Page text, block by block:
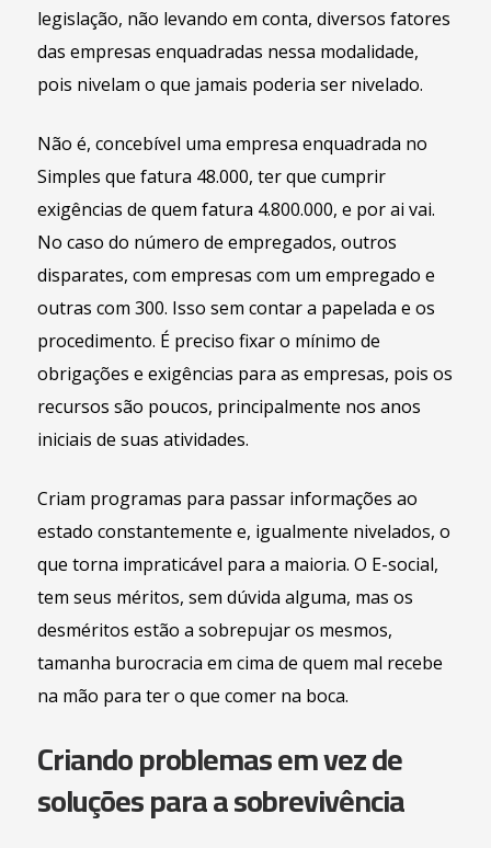
legislação, não levando em conta, diversos fatores
das empresas enquadradas nessa modalidade,
pois nivelam o que jamais poderia ser nivelado.
Não é, concebível uma empresa enquadrada no
Simples que fatura 48.000, ter que cumprir
exigências de quem fatura 4.800.000, e por ai vai.
No caso do número de empregados, outros
disparates, com empresas com um empregado e
outras com 300. Isso sem contar a papelada e os
procedimento. É preciso fixar o mínimo de
obrigações e exigências para as empresas, pois os
recursos são poucos, principalmente nos anos
iniciais de suas atividades.
Criam programas para passar informações ao
estado constantemente e, igualmente nivelados, o
que torna impraticável para a maioria. O E-social,
tem seus méritos, sem dúvida alguma, mas os
desméritos estão a sobrepujar os mesmos,
tamanha burocracia em cima de quem mal recebe
na mão para ter o que comer na boca.
Criando problemas em vez de
soluções para a sobrevivência